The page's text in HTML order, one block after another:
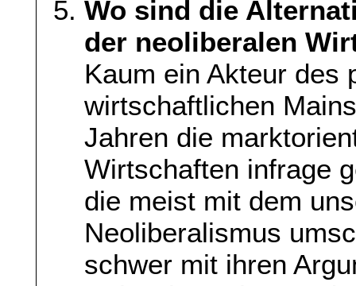
Wo sind die
der neoliberalen
Kaum ein Akteur des
wirtschaftlichen
Jahren die
Wirtschaften infrage
die meist mit dem
Neoliberalismus
schwer mit ihren